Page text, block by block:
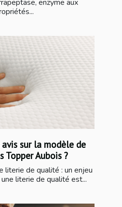
enzyme aux
sur la modèle de
Topper Aubois ?
literie de qualité : un enjeu
literie de qualité est...